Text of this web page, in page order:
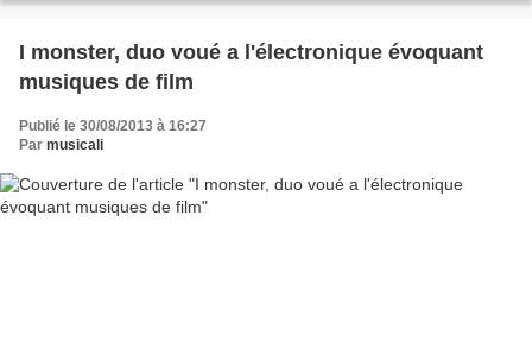
I monster, duo voué a l'électronique évoquant
musiques de film
Publié le 30/08/2013 à 16:27
Par musicali